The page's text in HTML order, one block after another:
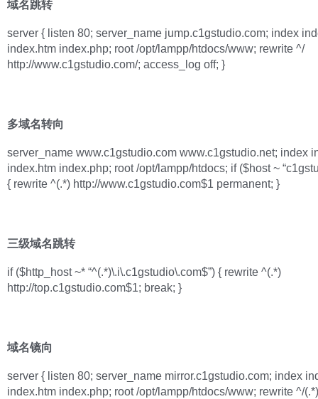
域名跳转
server { listen 80; server_name jump.c1gstudio.com; index
index.htm index.php; root /opt/lampp/htdocs/www; rewrite ^/
http://www.c1gstudio.com/; access_log off; }
多域名转向
server_name www.c1gstudio.com www.c1gstudio.net; index
index.htm index.php; root /opt/lampp/htdocs; if ($host ~
{ rewrite ^(.*) http://www.c1gstudio.com$1 permanent; }
三级域名跳转
if ($http_host ~* “^(.*)\.i\.c1gstudio\.com$”) { rewrite ^(.*)
http://top.c1gstudio.com$1; break; }
域名镜向
server { listen 80; server_name mirror.c1gstudio.com; index
index.htm index.php; root /opt/lampp/htdocs/www; rewrite ^/(.*)